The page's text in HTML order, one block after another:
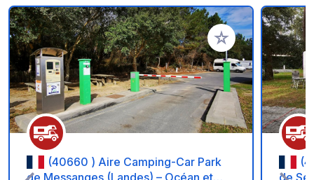
Aggiungi ai tuoi
(40660 ) Aire Camping-Car Park
de Messanges (Landes) – Océan et
de